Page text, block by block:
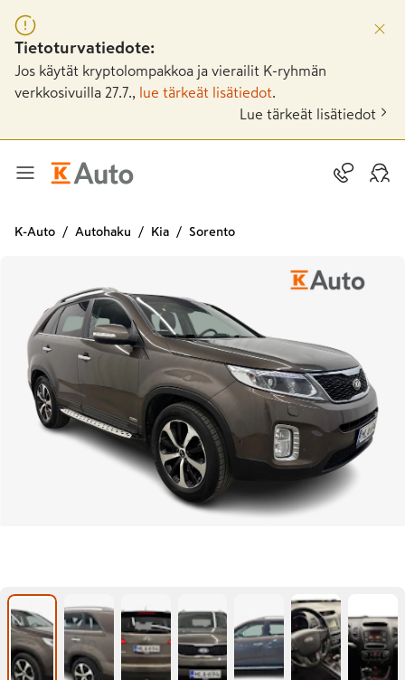
Tietoturvatiedote:
Jos käytät kryptolompakkoa ja vierailit K-ryhmän
verkkosivuilla 27.7.,
lue tärkeät lisätiedot
Lue tärkeät lisätiedot
K-Auto Autohaku Kia Sorento